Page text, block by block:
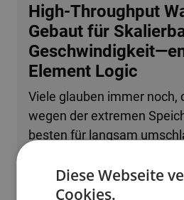
High-Throughput
Gebaut für
Element Logic
Viele glauben immer noch,
wegen der extremen
besten für langsam
oder kleine Betriebe
dass das System
zehntausend Bestellzeilen
Diese Webseite
Cookies.